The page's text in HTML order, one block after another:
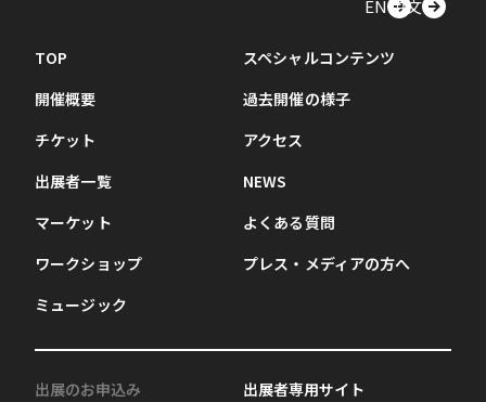
EN中文
TOP
開催概要
チケット
出展者一覧
マーケット
ワークショップ
ミュージック
スペシャルコンテンツ
過去開催の様子
アクセス
NEWS
よくある質問
プレス・メディアの方へ
出展のお申込み
出展者専用サイト